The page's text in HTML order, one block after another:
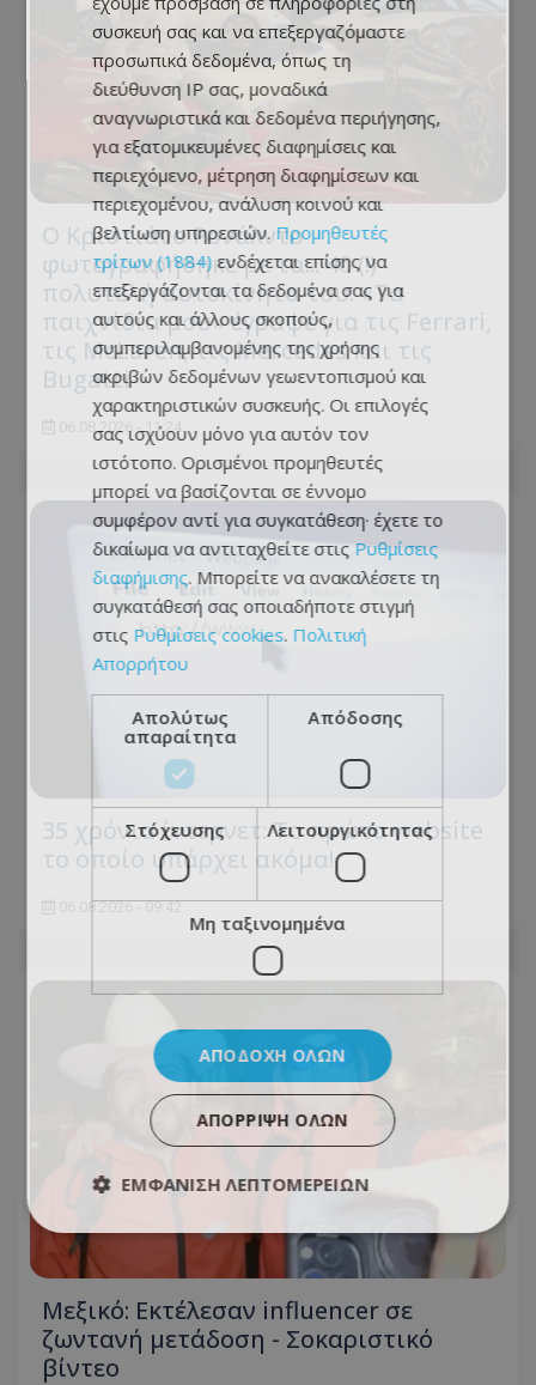
Ο Κριστιάνο Ρονάλντο
φωτογραφήθηκε με τα... 40 (!)
πολυτελή αυτοκίνητα του: «Τα
παιχνίδια μου» έγραψε για τις Ferrari,
τις McLaren, τις Mercedes και τις
Bugatti
06.08.2026 - 11:24
35 χρόνια ίντερνετ: Το πρώτο website
το οποίο υπάρχει ακόμα!
06.08.2026 - 09:42
Μεξικό: Εκτέλεσαν influencer σε
ζωντανή μετάδοση - Σοκαριστικό
βίντεο
συσκευή σας και να επεξεργαζόμαστε
προσωπικά δεδομένα, όπως τη
διεύθυνση IP σας, μοναδικά
αναγνωριστικά και δεδομένα περιήγησης,
για εξατομικευμένες διαφημίσεις και
περιεχόμενο, μέτρηση διαφημίσεων και
περιεχομένου, ανάλυση κοινού και
βελτίωση υπηρεσιών. Προμηθευτές
τρίτων (1884) ενδέχεται επίσης να
επεξεργάζονται τα δεδομένα σας για
αυτούς και άλλους σκοπούς,
συμπεριλαμβανομένης της χρήσης
ακριβών δεδομένων γεωεντοπισμού και
χαρακτηριστικών συσκευής. Οι επιλογές
σας ισχύουν μόνο για αυτόν τον
ιστότοπο. Ορισμένοι προμηθευτές
μπορεί να βασίζονται σε έννομο
συμφέρον αντί για συγκατάθεση· έχετε το
δικαίωμα να αντιταχθείτε στις Ρυθμίσεις
διαφήμισης. Μπορείτε να ανακαλέσετε τη
συγκατάθεσή σας οποιαδήποτε στιγμή
στις Ρυθμίσεις cookies. Πολιτική
Απορρήτου
Απολύτως
απαραίτητα
Απόδοσης
Στόχευσης Λειτουργικότητας
Μη ταξινομημένα
ΑΠΟΔΟΧΉ ΌΛΩΝ
ΑΠΌΡΡΙΨΗ ΌΛΩΝ
ΕΜΦΆΝΙΣΗ ΛΕΠΤΟΜΕΡΕΙΏΝ